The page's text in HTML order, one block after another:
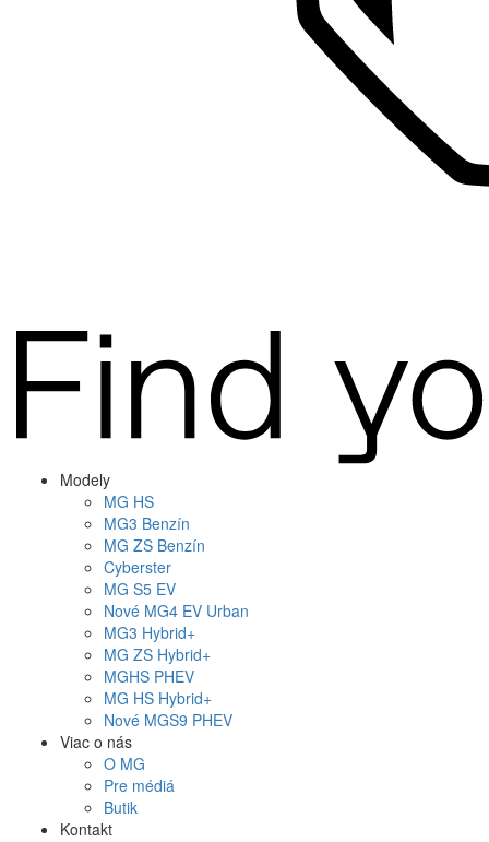
Modely
MG HS
MG3 Benzín
MG ZS Benzín
Cyberster
MG S5 EV
Nové MG4 EV Urban
MG3 Hybrid+
MG ZS Hybrid+
MGHS PHEV
MG HS Hybrid+
Nové MGS9 PHEV
Viac o nás
O MG
Pre médiá
Butik
Kontakt